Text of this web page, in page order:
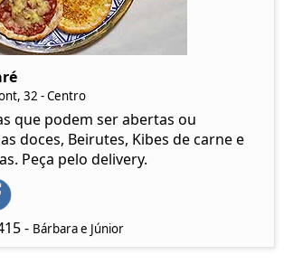
32 - Centro
que podem ser abertas ou
doces, Beirutes, Kibes de carne e
Peça pelo delivery.
- Bárbara e Júnior